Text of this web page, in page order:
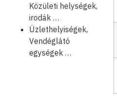
Közületi helységek,
irodák …
Üzlethelyiségek,
Vendéglátó
egységek …